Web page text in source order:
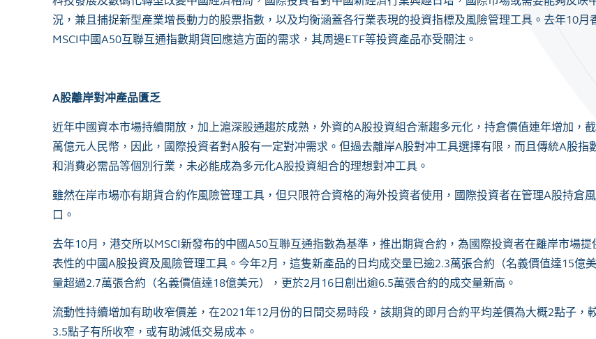
況，兼且捕捉新型產業增長動力的股票指數，以及均衡涵蓋各行業表現的投資指標及風險管理工具。去年10月
MSCI中國A50互聯互通指數期貨回應這方面的需求，其周邊ETF等投資產品亦受關注。
A股離岸對冲產品匱乏
近年中國資本市場持續開放，加上滬深股通趨於成熟，外資的A股投資組合漸趨多元化，持倉價值連年增加，
萬億元人民幣，因此，國際投資者對A股有一定對冲需求。但過去離岸A股對冲工具選擇有限，而且傳統A股指
和消費必需品等個別行業，未必能成為多元化A股投資組合的理想對冲工具。
雖然在岸市場亦有期貨合約作風險管理工具，但只限符合資格的海外投資者使用，國際投資者在管理A股持倉
口。
去年10月，港交所以MSCI新發布的中國A50互聯互通指數為基準，推出期貨合約，為國際投資者在離岸市場
表性的中國A股投資及風險管理工具。今年2月，這隻新產品的日均成交量已逾2.3萬張合約（名義價值達15億
量超過2.7萬張合約（名義價值達18億美元），更於2月 16 日創出逾6.5萬張合約的成交量新高。
流動性持續增加有助收窄價差，在2021年12月份的日間交易時段，該期貨的即月合約平均差價為大概2點子，
3.5點子有所收窄，或有助減低交易成本。